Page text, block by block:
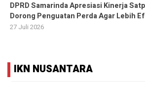
DPRD Samarinda Apresiasi Kinerja
Dorong Penguatan Perda Agar Lebih
27 Juli 2026
IKN NUSANTARA